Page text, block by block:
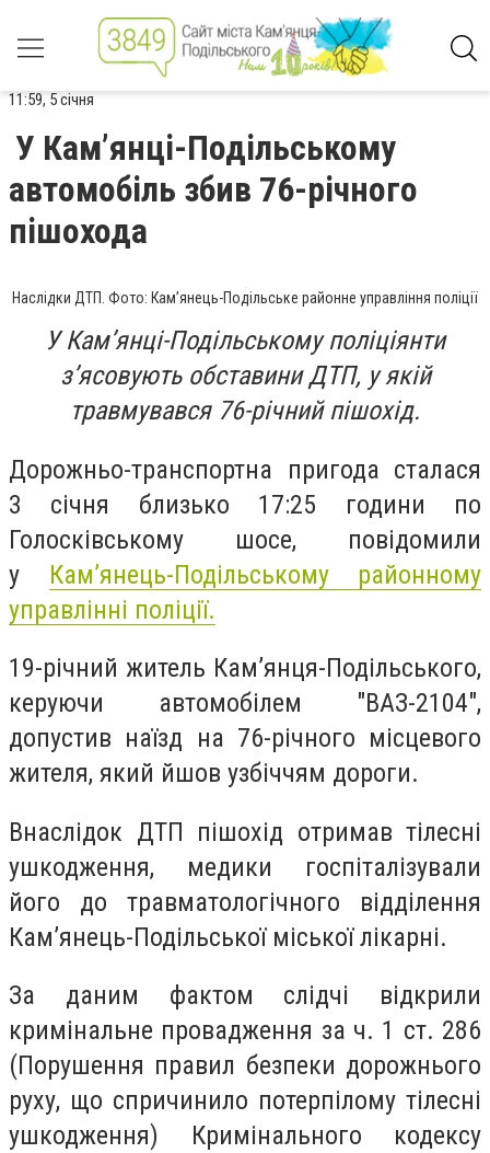
11:59, 5 січня
У Кам’янці-Подільському
автомобіль збив 76-річного
пішохода
Наслідки ДТП. Фото: Кам’янець-Подільське районне управління поліції
У Камʼянці-Подільському поліціянти
зʼясовують обставини ДТП, у якій
травмувався 76-річний пішохід.
Дорожньо-транспортна пригода сталася
3 січня близько 17:25 години по
Голосківському шосе, повідомили
у Кам’янець-Подільському районному
управлінні поліції.
19-річний житель Камʼянця-Подільського,
керуючи автомобілем "ВАЗ-2104",
допустив наїзд на 76-річного місцевого
жителя, який йшов узбіччям дороги.
Внаслідок ДТП пішохід отримав тілесні
ушкодження, медики госпіталізували
його до травматологічного відділення
Камʼянець-Подільської міської лікарні.
За даним фактом слідчі відкрили
кримінальне провадження за ч. 1 ст. 286
(Порушення правил безпеки дорожнього
руху, що спричинило потерпілому тілесні
ушкодження) Кримінального кодексу